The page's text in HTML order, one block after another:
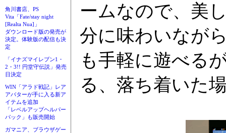
角川書店、PS
Vita「Fate/stay night
[Realta Nua]」
ダウンロード版の発売が
決定。体験版の配信も決
定
「イナズマイレブン1・
2・3!! 円堂守伝説」発売
日決定
WIN「アラド戦記」レア
アバターが手に入る新ア
イテムを追加
「レベルアップヘルパー
パック」も販売開始
ガマニア、ブラウザゲー
ームなので、美
分に味わいなが
も手軽に遊べる
る、落ち着いた